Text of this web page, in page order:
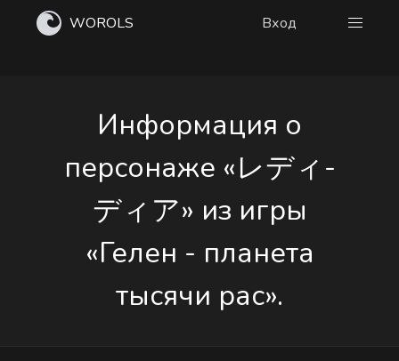
WOROLS Вход
Информация о
персонаже «レディ-
ディア» из игры
«Гелен - планета
тысячи рас».